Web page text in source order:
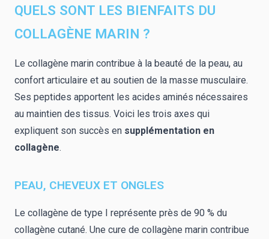
QUELS SONT LES BIENFAITS DU
COLLAGÈNE MARIN ?
Le collagène marin contribue à la beauté de la peau, au
confort articulaire et au soutien de la masse musculaire.
Ses peptides apportent les acides aminés nécessaires
au maintien des tissus. Voici les trois axes qui
expliquent son succès en supplémentation en
collagène.
PEAU, CHEVEUX ET ONGLES
Le collagène de type I représente près de 90 % du
collagène cutané. Une cure de collagène marin contribue